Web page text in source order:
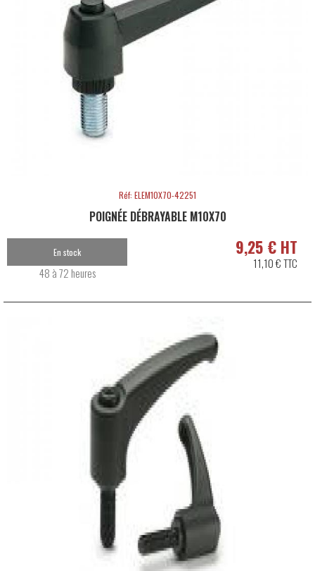
Réf: ELEM10X70-42251
POIGNÉE DÉBRAYABLE M10X70
9,25 € HT
11,10 € TTC
En stock
48 à 72 heures